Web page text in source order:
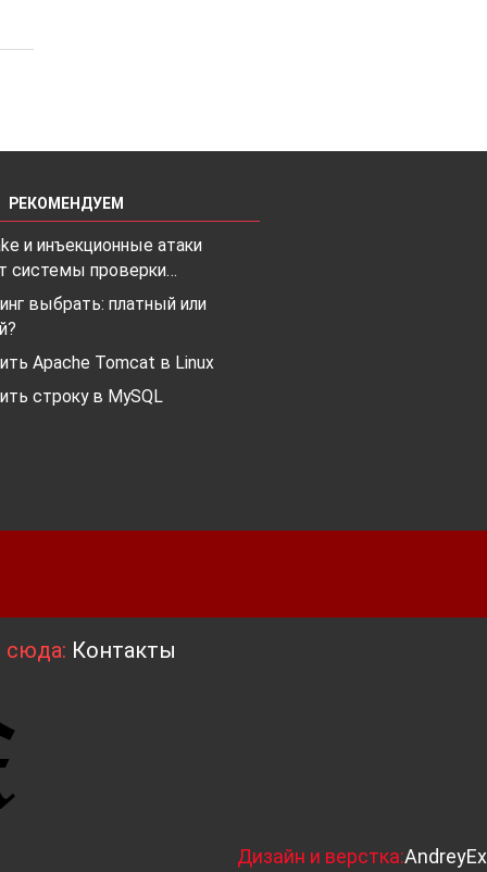
РЕКОМЕНДУЕМ
и инъекционные атаки
системы проверки…
выбрать: платный или
Apache Tomcat в Linux
строку в MySQL
сюда: Контакты
Дизайн и верстка:AndreyEx